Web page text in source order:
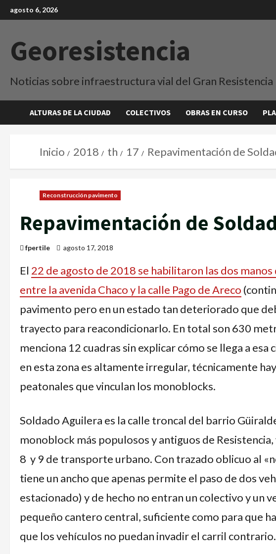
agosto 6, 2026
Georesistencia
Noticias sobre infraestructura vial del Gran Resistencia
ALTURAS DE LA CIUDAD COLECTIVOS OBRAS EN CURSO
Inicio 2018 th 17 Repavimentación de
Reconstrucción pavimento
Repavimentación de
fpertile agosto 17, 2018
El 22 de agosto de 2018 se habilitaron las dos
entre la avenida Chaco y la calle Pago de Areco
pavimento pero en un estado tan deteriorado que
trayecto para reacondicionarlo. En total son 630
menciona 12 cuadras sin explicar cómo se llega a esa
en esta zona es altamente irregular, técnicamente
peatonales que vinculan los monoblocks.
Soldado Aguilera es la calle troncal del barrio
monoblock más populosos y antiguos de
8 y 9 de transporte urbano. Con trazado oblicuo al
tiene un ancho que apenas permite el paso de dos
estacionado) y de hecho no entran un colectivo y un
pequeño cantero central, suficiente como para que
que los vehículos no puedan invadir el carril contrario.